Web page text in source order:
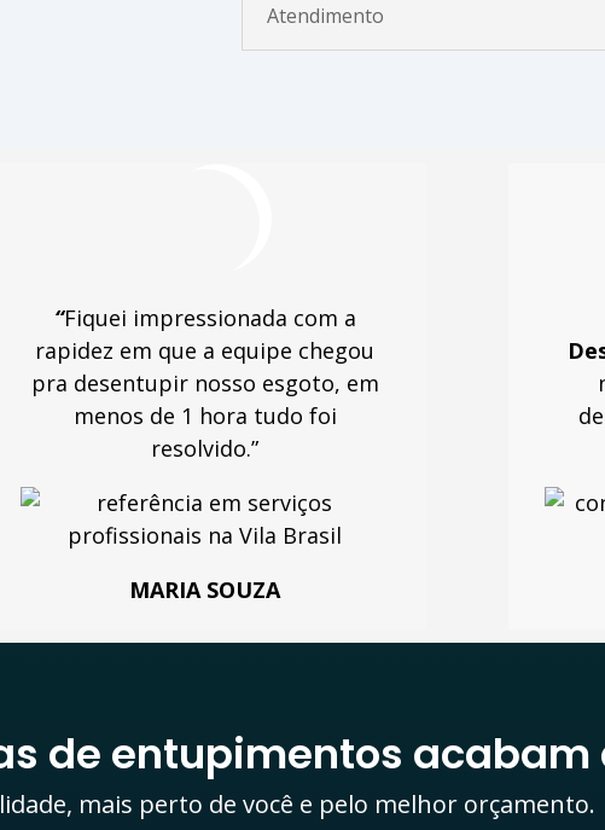
Atendimento
“Fiquei impressionada com a
rapidez em que a equipe chegou
pra desentupir nosso esgoto, em
menos de 1 hora tudo foi
resolvido.”
MARIA SOUZA
de entupimentos acabam
mais perto de você e pelo melhor orçamento.